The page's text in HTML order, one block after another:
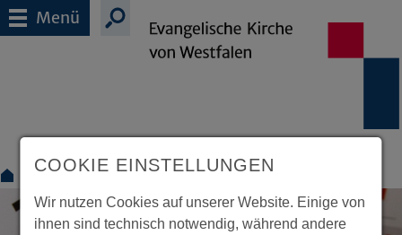
Menü
Termine
COOKIE EINSTELLUNGEN
Wir nutzen Cookies auf unserer Website. Einige von
ihnen sind technisch notwendig, während andere